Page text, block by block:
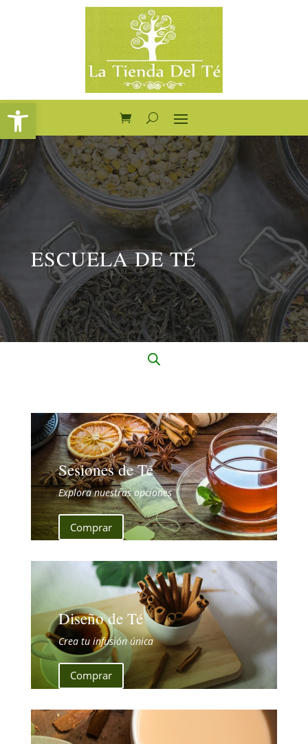
Abrir barra de herramientas
ESCUELA DE TÉ
Sesiones de Té
Explora nuestras opciones
Comprar
Diseño de Té
Crea tu infusión única
Comprar